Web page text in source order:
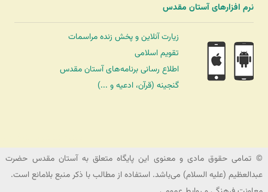
نرم افزارهای آستان مقدس
زیارت آنلاین و پخش زنده مراسمات
تقویم اسلامی
اطلاع رسانی برنامه‌های آستان مقدس
گنجینه (قرآن، ادعیه و ...)
© تمامی حقوق مادی و معنوی این پایگاه متعلق به آستان مقدس حضرت
عبدالعظیم (علیه السلام) می‌باشد. استفاده از مطالب با ذکر منبع بلامانع است.